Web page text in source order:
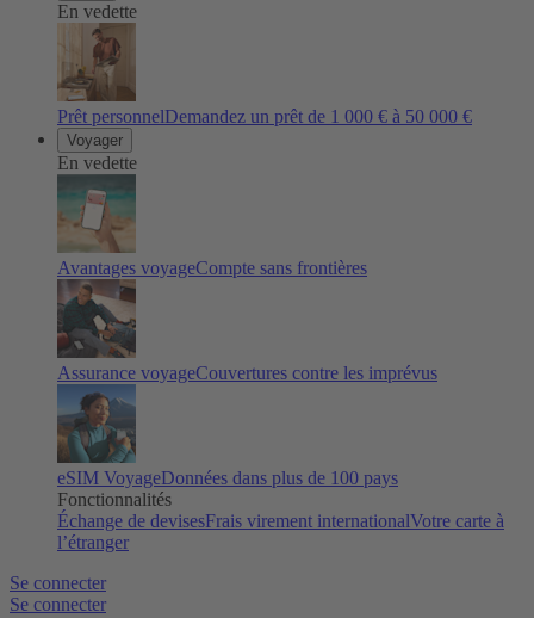
En vedette
Prêt personnelDemandez un prêt de 1 000 € à 50 000 €
Voyager
En vedette
Avantages voyageCompte sans frontières
Assurance voyageCouvertures contre les imprévus
eSIM VoyageDonnées dans plus de 100 pays
Fonctionnalités
Échange de devisesFrais virement internationalVotre carte à
l’étranger
Se connecter
Se connecter